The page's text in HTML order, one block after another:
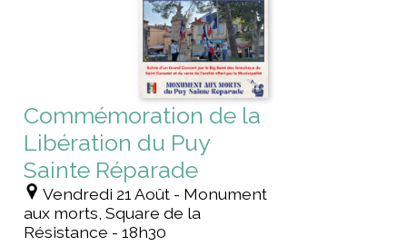
Commémoration de la
Libération du Puy
Sainte Réparade
Vendredi 21 Août - Monument
aux morts, Square de la
Résistance - 18h30